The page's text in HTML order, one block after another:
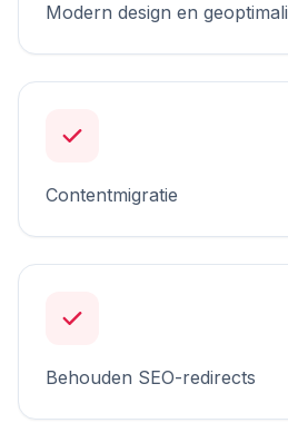
Modern design en
Contentmigratie
Behouden SEO-redirects